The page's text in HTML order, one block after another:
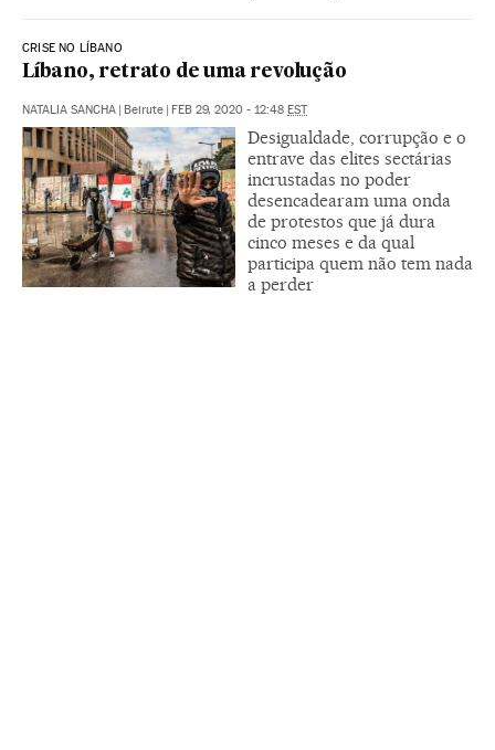
CRISE NO LÍBANO
Líbano, retrato de uma revolução
NATALIA SANCHA | Beirute | FEB 29, 2020 - 12:48 EST
Desigualdade, corrupção e o
entrave das elites sectárias
incrustadas no poder
desencadearam uma onda
de protestos que já dura
cinco meses e da qual
participa quem não tem nada
a perder